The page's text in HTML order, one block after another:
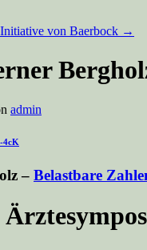
von Baerbock →
admin
4cK
– Belastbare